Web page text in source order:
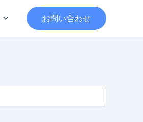
お問い合わせ